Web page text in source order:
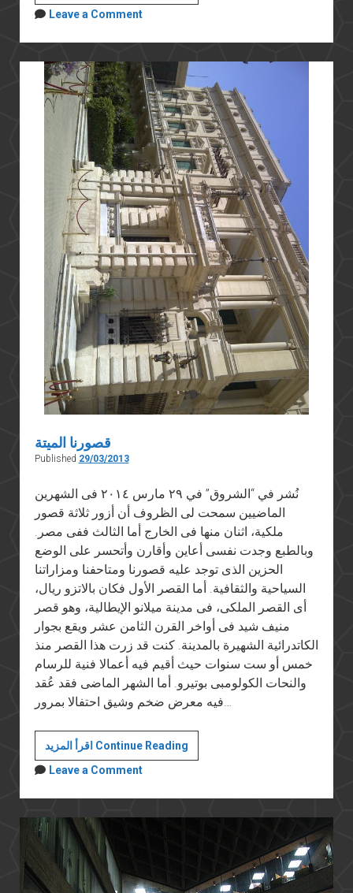
فهمي
المنوفية
Leave a Comment
قصورنا الميتة
Published 29/03/2013
نُشر في “الشروق” في ٢٩ مارس ٢٠١٤ فى الشهرين
الماضيين سمحت لى الظروف أن أزور ثلاثة قصور
ملكية، اثنان منها فى الخارج أما الثالث ففى مصر.
وبالطبع وجدت نفسى أعاين وأقارن وأتحسر على الوضع
الحزين الذى توجد عليه قصورنا ومتاحفنا ومزاراتنا
السياحية والثقافية. أما القصر الأول فكان بالاتزو ريال،
أى القصر الملكى، فى مدينة ميلانو الإيطالية، وهو قصر
منيف شيد فى أواخر القرن الثامن عشر ويقع بجوار
الكاتدرائية الشهيرة بالمدينة. كنت قد زرت هذا القصر منذ
خمس أو ست سنوات حيث أقيم فيه أعمالا فنية للرسام
والنحات الكولومبى بوتيرو. أما الشهر الماضى فقد عُقد
اقرأ المزيد Continue Readingقصورنا
الميتة
Leave a Comment